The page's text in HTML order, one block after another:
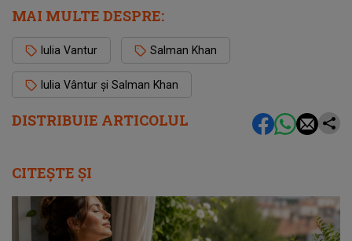
DISTRIBUIE ARTICOLUL
MAI MULTE DESPRE:
Iulia Vantur Salman Khan
Iulia Vântur și Salman Khan
CITEȘTE ȘI